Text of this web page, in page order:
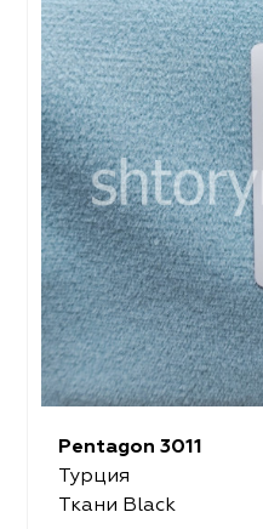
Pentagon 3011
Турция
Ткани Black